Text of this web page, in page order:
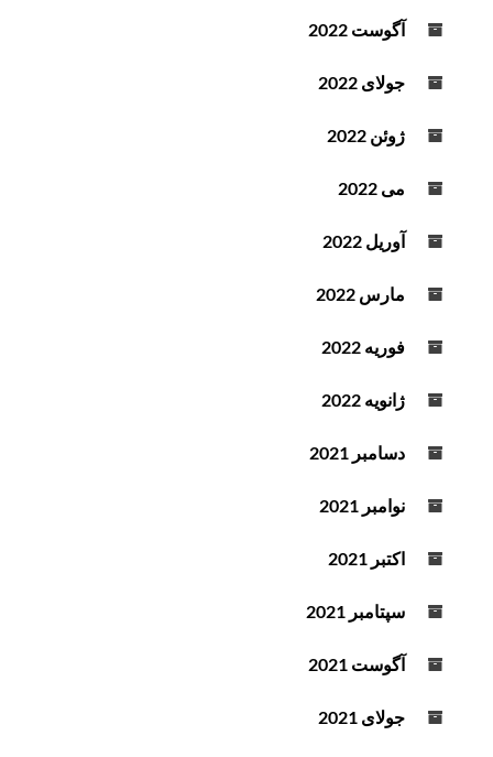
آگوست 2022
جولای 2022
ژوئن 2022
می 2022
آوریل 2022
مارس 2022
فوریه 2022
ژانویه 2022
دسامبر 2021
نوامبر 2021
اکتبر 2021
سپتامبر 2021
آگوست 2021
جولای 2021